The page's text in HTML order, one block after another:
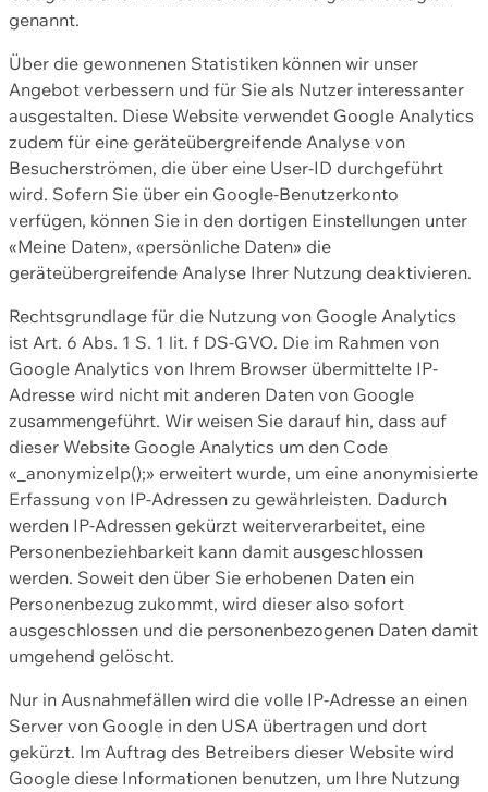
genannt.
Über die gewonnenen Statistiken können wir unser
Angebot verbessern und für Sie als Nutzer interessanter
ausgestalten. Diese Website verwendet Google Analytics
zudem für eine geräteübergreifende Analyse von
Besucherströmen, die über eine User-ID durchgeführt
wird. Sofern Sie über ein Google-Benutzerkonto
verfügen, können Sie in den dortigen Einstellungen unter
«Meine Daten», «persönliche Daten» die
geräteübergreifende Analyse Ihrer Nutzung deaktivieren.
Rechtsgrundlage für die Nutzung von Google Analytics
ist Art. 6 Abs. 1 S. 1 lit. f DS-GVO. Die im Rahmen von
Google Analytics von Ihrem Browser übermittelte IP-
Adresse wird nicht mit anderen Daten von Google
zusammengeführt. Wir weisen Sie darauf hin, dass auf
dieser Website Google Analytics um den Code
«_anonymizeIp();» erweitert wurde, um eine anonymisierte
Erfassung von IP-Adressen zu gewährleisten. Dadurch
werden IP-Adressen gekürzt weiterverarbeitet, eine
Personenbeziehbarkeit kann damit ausgeschlossen
werden. Soweit den über Sie erhobenen Daten ein
Personenbezug zukommt, wird dieser also sofort
ausgeschlossen und die personenbezogenen Daten damit
umgehend gelöscht.
Nur in Ausnahmefällen wird die volle IP-Adresse an einen
Server von Google in den USA übertragen und dort
gekürzt. Im Auftrag des Betreibers dieser Website wird
Google diese Informationen benutzen, um Ihre Nutzung